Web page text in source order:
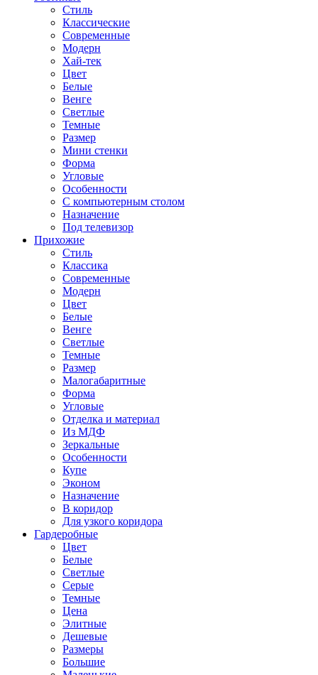
Стиль
Классические
Современные
Модерн
Хай-тек
Цвет
Белые
Венге
Светлые
Темные
Размер
Мини стенки
Форма
Угловые
Особенности
С компьютерным столом
Назначение
Под телевизор
Прихожие
Стиль
Классика
Современные
Модерн
Цвет
Белые
Венге
Светлые
Темные
Размер
Малогабаритные
Форма
Угловые
Отделка и материал
Из МДФ
Зеркальные
Особенности
Купе
Эконом
Назначение
В коридор
Для узкого коридора
Гардеробные
Цвет
Белые
Светлые
Серые
Темные
Цена
Элитные
Дешевые
Размеры
Большие